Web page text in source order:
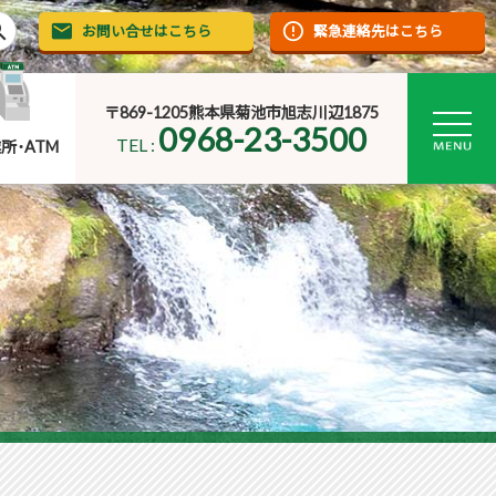
お問い合せはこちら 緊急連絡先はこちら
･ATM
〒869-1205熊本県菊池市旭志川辺1875
TEL : 0968-23-3500